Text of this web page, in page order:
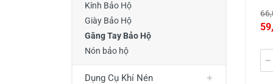
Kính Bảo Hộ
Giày Bảo Hộ
Găng Tay Bảo Hộ
Nón bảo hộ
Dụng Cụ Khí Nén